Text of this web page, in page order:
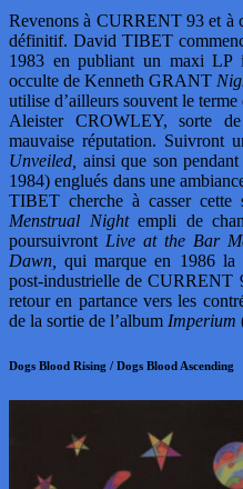
Revenons à CURRENT 93 et à
définitif. David TIBET
1983 en publiant un maxi LP
occulte de Kenneth GRANT
utilise d’ailleurs souvent le
Aleister CROWLEY, sorte
mauvaise réputation. Suivront
Unveiled, ainsi que son
1984) englués dans une
TIBET cherche à casser cette
Menstrual Nightempli de
poursuivront Live at the Bar
Dawn,
qui marque en 1986 la
post-industrielle de CURRENT
retour en partance vers les
de la sortie de l’album Imperium
Dogs Blood Rising / Dogs Blood Ascending